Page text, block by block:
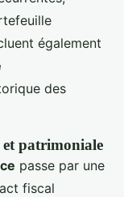
également
des
et patrimoniale
passe par une
fiscal